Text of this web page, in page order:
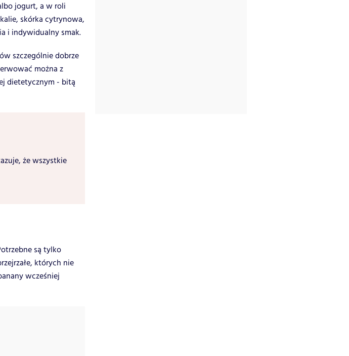
jogurt, a w roli
skórka cytrynowa,
i indywidualny smak.
szczególnie dobrze
można z
dietetycznym - bitą
że wszystkie
są tylko
których nie
wcześniej